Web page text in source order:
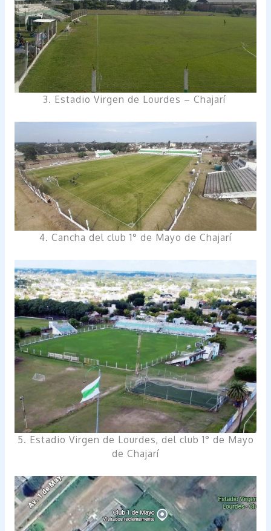
3. Estadio Virgen de Lourdes – Chajarí
4. Cancha del club 1° de Mayo de Chajarí
5. Estadio Virgen de Lourdes, del club 1° de Mayo
de Chajarí